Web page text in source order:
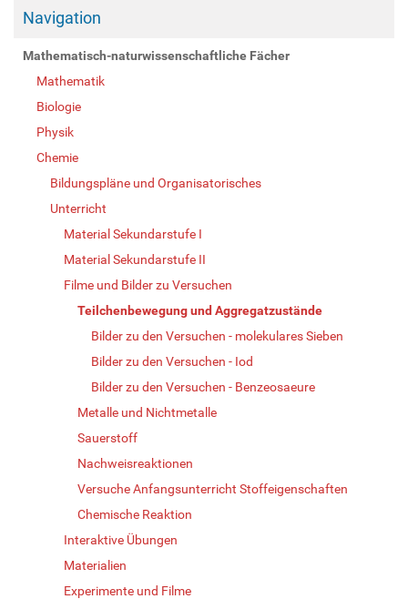
Navigation
Mathematisch-naturwissenschaftliche Fächer
Mathematik
Biologie
Physik
Chemie
Bildungspläne und Organisatorisches
Unterricht
Material Sekundarstufe I
Material Sekundarstufe II
Filme und Bilder zu Versuchen
Teilchenbewegung und Aggregatzustände
Bilder zu den Versuchen - molekulares Sieben
Bilder zu den Versuchen - Iod
Bilder zu den Versuchen - Benzeosaeure
Metalle und Nichtmetalle
Sauerstoff
Nachweisreaktionen
Versuche Anfangsunterricht Stoffeigenschaften
Chemische Reaktion
Interaktive Übungen
Materialien
Experimente und Filme